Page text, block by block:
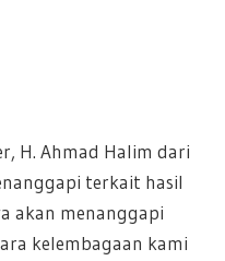
H. Ahmad Halim dari
terkait hasil
akan menanggapi
kelembagaan kami